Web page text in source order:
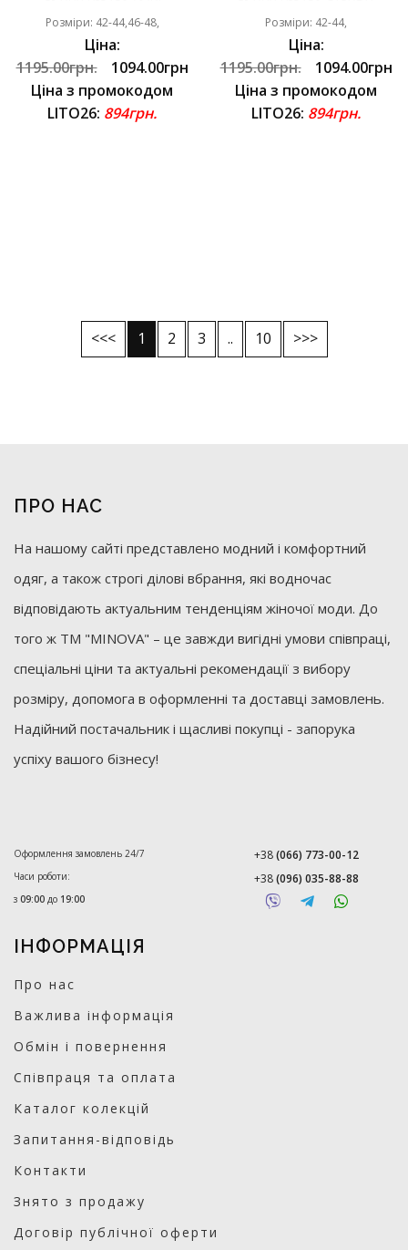
Розміри: 42-44,46-48,
Ціна:
1195.00грн.
1094.00грн
Ціна з промокодом
LITO26: 894грн.
Розміри: 42-44,
Ціна:
1195.00грн.
1094.00грн
Ціна з промокодом
LITO26: 894грн.
<<< 1 2 3 .. 10 >>>
ПРО НАС
На нашому сайті представлено модний і комфортний
одяг, а також строгі ділові вбрання, які водночас
відповідають актуальним тенденціям жіночої моди. До
того ж ТМ "MINOVA" – це завжди вигідні умови співпраці,
спеціальні ціни та актуальні рекомендації з вибору
розміру, допомога в оформленні та доставці замовлень.
Надійний постачальник і щасливі покупці - запорука
успіху вашого бізнесу!
Оформлення замовлень 24/7
Часи роботи:
з 09:00 до 19:00
+38(066) 773-00-12
+38(096) 035-88-88
ІНФОРМАЦІЯ
Про нас
Важлива інформація
Обмін і повернення
Співпраця та оплата
Каталог колекцій
Запитання-відповідь
Контакти
Знято з продажу
Договір публічної оферти